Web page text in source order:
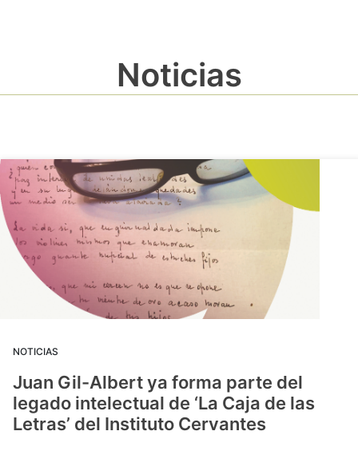
Noticias
NOTICIAS
Juan Gil-Albert ya forma parte del
legado intelectual de ‘La Caja de las
Letras’ del Instituto Cervantes